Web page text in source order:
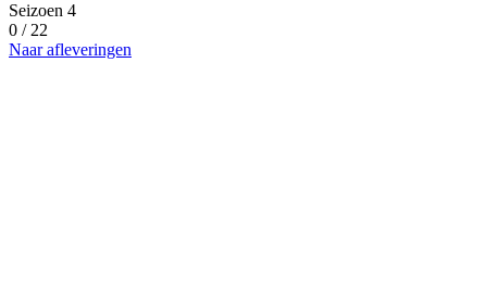
Seizoen 4
0 / 22
Naar afleveringen